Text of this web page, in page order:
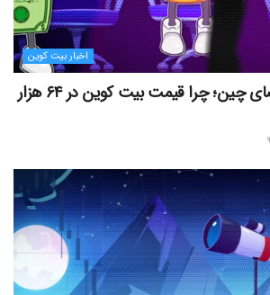
اخبار بیت کوین
اوج‌گیری طلا با تقاضای چین؛ چرا قیمت بیت کوین در ۶۴ هزار